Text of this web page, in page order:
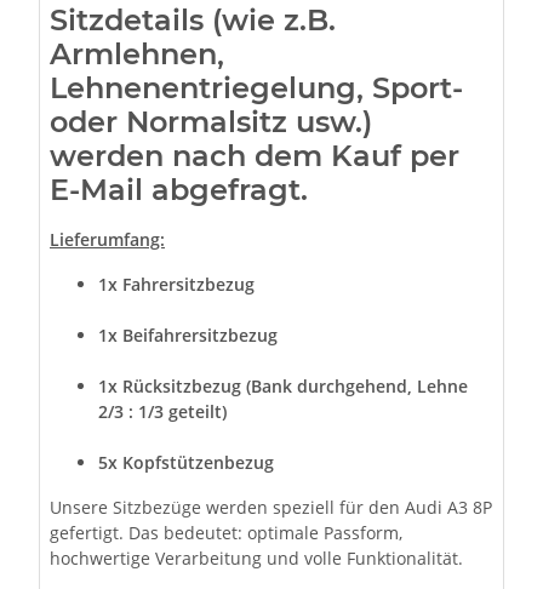
Sitzdetails (wie z.B.
Armlehnen,
Lehnenentriegelung, Sport-
oder Normalsitz usw.)
werden nach dem Kauf per
E-Mail abgefragt.
Lieferumfang:
1x Fahrersitzbezug
1x Beifahrersitzbezug
1x Rücksitzbezug (Bank durchgehend, Lehne
2/3 : 1/3 geteilt)
5x Kopfstützenbezug
Unsere Sitzbezüge werden speziell für den Audi A3 8P
gefertigt. Das bedeutet: optimale Passform,
hochwertige Verarbeitung und volle Funktionalität.